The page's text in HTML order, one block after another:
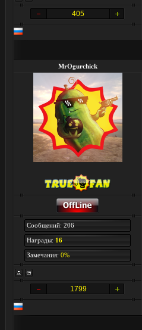
405
MrOgurchick
Сообщений: 206
Награды: 16
Замечания: 0%
1799